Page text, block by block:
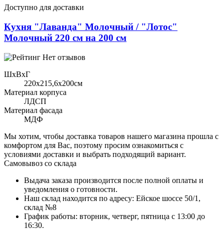
Доступно для доставки
Кухня "Лаванда" Молочный / "Лотос"
Молочный 220 см на 200 см
Нет отзывов
ШхВхГ
220x215,6х200см
Материал корпуса
ЛДСП
Материал фасада
МДФ
Мы хотим, чтобы доставка товаров нашего магазина прошла с
комфортом для Вас, поэтому просим ознакомиться с
условиями доставки и выбрать подходящий вариант.
Самовывоз со склада
Выдача заказа производится после полной оплаты и
уведомления о готовности.
Наш склад находится по адресу: Ейское шоссе 50/1,
склад №8
График работы: вторник, четверг, пятница с 13:00 до
16:30.